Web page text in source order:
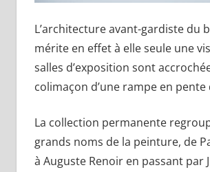
L’architecture avant-gardiste du
mérite en effet à elle seule une
salles d’exposition sont
colimaçon d’une rampe en pente
La collection permanente
grands noms de la peinture, de
à Auguste Renoir en passant par